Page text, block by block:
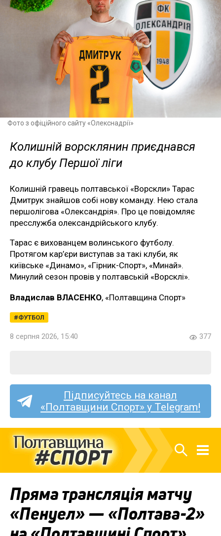
Фото з офіційного сайту «Олекснадрії»
Колишній ворсклянин приєднався
до клубу Першої ліги
Колишній гравець полтавської «Ворскли» Тарас
Дмитрук знайшов собі нову команду. Нею стала
першолігова «Олександрія». Про це повідомляє
пресслужба олександрійського клубу.
Тарас є вихованцем волинського футболу.
Протягом кар’єри виступав за такі клуби, як
київське «Динамо», «Гірник-Спорт», «Минай».
Минулий сезон провів у полтавській «Ворсклі».
Владислав ВЛАСЕНКО, «Полтавщина Спорт»
ФУТБОЛ
8 серпня 2026, 15:40 377
Підписуйтесь на канал
«Полтавщини Спорт» у Telegram!
Пряма трансляція матчу
«Пенуел» — «Полтава-2»